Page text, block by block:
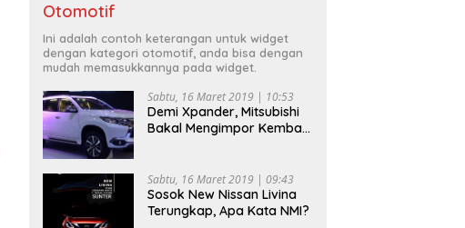
Otomotif
Ini adalah contoh keterangan untuk widget
dengan kategori otomotif, anda bisa dengan
mudah memasukkannya pada widget.
Sabtu, 16 Maret 2019 | 10:53
Demi Xpander, Mitsubishi
Bakal Mengimpor Kembali
Sabtu, 16 Maret 2019 | 09:43
Sosok New Nissan Livina
Terungkap, Apa Kata NMI?